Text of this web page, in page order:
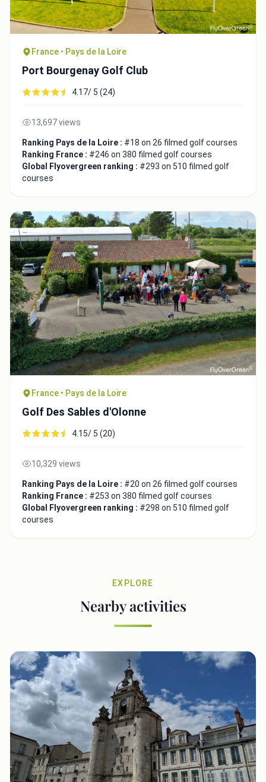
France • Pays de la Loire
Port Bourgenay Golf Club
4.17/ 5 (24)
13,697 views
Ranking Pays de la Loire : #18 on 26 filmed golf courses
Ranking France : #246 on 380 filmed golf courses
Global Flyovergreen ranking : #293 on 510 filmed golf
courses
France • Pays de la Loire
Golf Des Sables d'Olonne
4.15/ 5 (20)
10,329 views
Ranking Pays de la Loire : #20 on 26 filmed golf courses
Ranking France : #253 on 380 filmed golf courses
Global Flyovergreen ranking : #298 on 510 filmed golf
courses
EXPLORE
Nearby activities